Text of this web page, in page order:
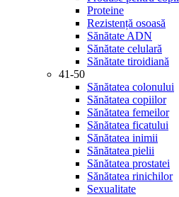
Proteine
Rezistență osoasă
Sănătate ADN
Sănătate celulară
Sănătate tiroidiană
41-50
Sănătatea colonului
Sănătatea copiilor
Sănătatea femeilor
Sănătatea ficatului
Sănătatea inimii
Sănătatea pielii
Sănătatea prostatei
Sănătatea rinichilor
Sexualitate